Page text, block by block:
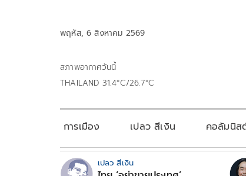
พฤหัส, 6 สิงหาคม 2569
สภาพอากาศวันนี้
THAILAND 31.4°C/26.7°C
การเมือง เปลว สีเงิน คอลัมนิส
เปลว สีเงิน